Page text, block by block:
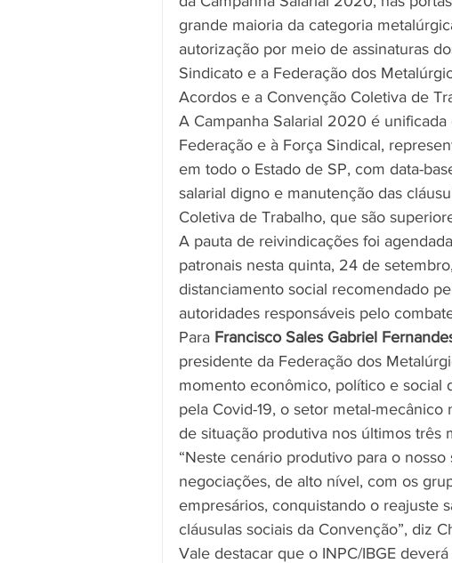
grande maioria da categoria
autorização por meio de assinaturas
Sindicato e a Federação dos
Acordos e a Convenção Coletiva de
A Campanha Salarial 2020 é
Federação e à Força Sindical,
em todo o Estado de SP, com data-
salarial digno e manutenção das
Coletiva de Trabalho, que são
A pauta de reivindicações foi
patronais nesta quinta, 24 de
distanciamento social recomendado
autoridades responsáveis pelo
Para Francisco Sales Gabriel
presidente da Federação dos
momento econômico, político e social
pela Covid-19, o setor metal-
de situação produtiva nos últimos três
“Neste cenário produtivo para o
negociações, de alto nível, com os
empresários, conquistando o reajuste
cláusulas sociais da Convenção”, diz
Vale destacar que o INPC/IBGE